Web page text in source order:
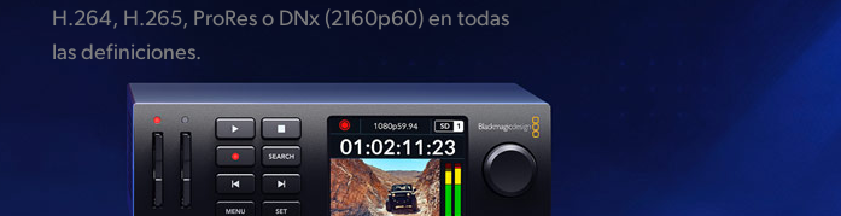
las definiciones.